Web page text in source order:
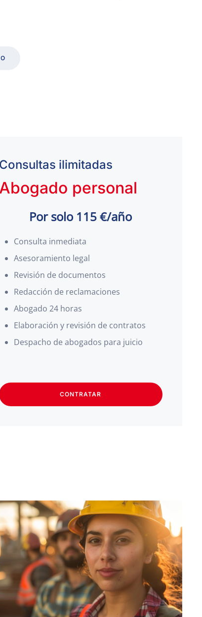
Consultas ilimitadas
Abogado personal
Por solo 115 €/año
Consulta inmediata
Asesoramiento legal
Revisión de documentos
Redacción de reclamaciones
Abogado 24 horas
Elaboración y revisión de contratos
Despacho de abogados para juicio
CONTRATAR